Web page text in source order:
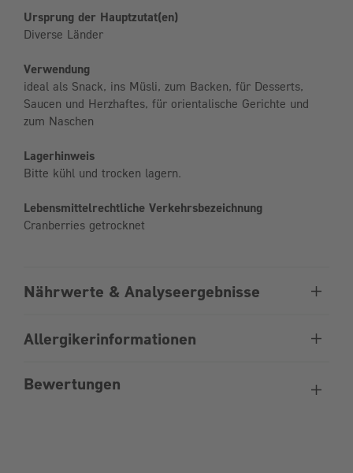
Ursprung der Hauptzutat(en)
Diverse Länder
Verwendung
ideal als Snack, ins Müsli, zum Backen, für Desserts,
Saucen und Herzhaftes, für orientalische Gerichte und
zum Naschen
Lagerhinweis
Bitte kühl und trocken lagern.
Lebensmittelrechtliche Verkehrsbezeichnung
Cranberries getrocknet
Nährwerte & Analyseergebnisse
Allergikerinformationen
Bewertungen